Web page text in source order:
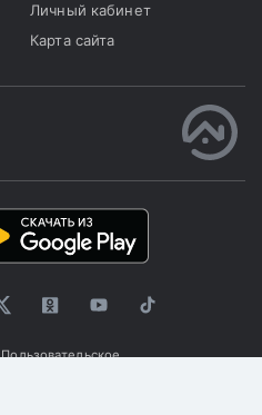
Личный кабинет
Карта сайта
Пользовательское